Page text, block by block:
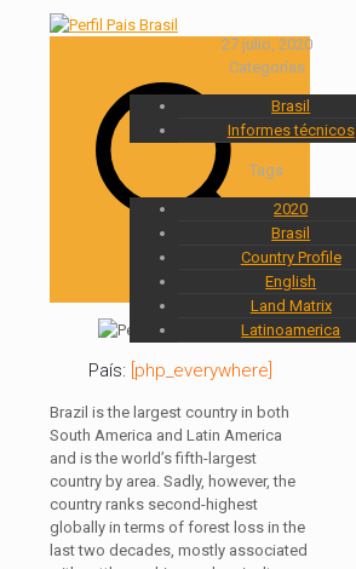
27 julio, 2020
Categorías
Brasil
Informes técnicos
Tags
2020
Brasil
Country Profile
English
Land Matrix
Latinoamerica
País: [php_everywhere]
Brazil is the largest country in both
South America and Latin America
and is the world’s fifth-largest
country by area. Sadly, however, the
country ranks second-highest
globally in terms of forest loss in the
last two decades, mostly associated